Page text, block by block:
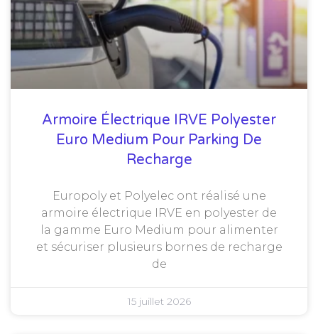
Armoire Électrique IRVE Polyester
Euro Medium Pour Parking De
Recharge
Europoly et Polyelec ont réalisé une
armoire électrique IRVE en polyester de
la gamme Euro Medium pour alimenter
et sécuriser plusieurs bornes de recharge
de
15 juillet 2026